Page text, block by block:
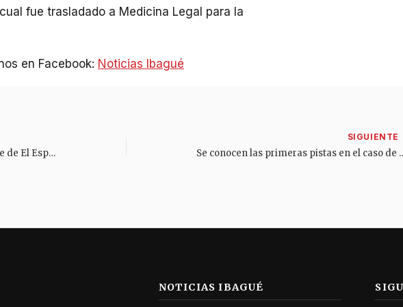
fue trasladado a Medicina Legal para la
en Facebook: Noticias Ibagué
“No existe ninguna captura”: alcalde de El Espinal pide no tomar justicia por mano propia Se conocen las
NOTICIAS IBAGUÉ